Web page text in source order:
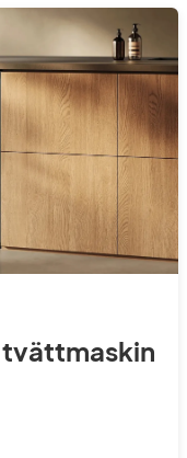
tvättmaskin